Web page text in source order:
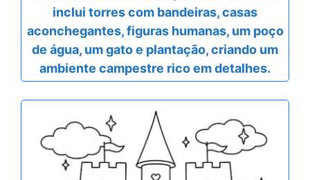
inclui torres com bandeiras, casas
aconchegantes, figuras humanas, um poço
de água, um gato e plantação, criando um
ambiente campestre rico em detalhes.